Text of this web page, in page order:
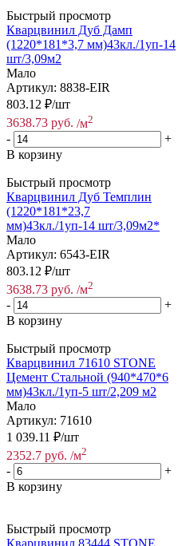
Быстрый просмотр
Кварцвинил Дуб Дамп
(1220*181*3,7 мм)43кл./1уп-14
шт/3,09м2
Мало
Артикул: 8838-EIR
803.12 ₽/шт
3638.73 руб. /м2
-
+
В корзину
Быстрый просмотр
Кварцвинил Дуб Темплин
(1220*181*23,7
мм)43кл./1уп-14 шт/3,09м2*
Мало
Артикул: 6543-EIR
803.12 ₽/шт
3638.73 руб. /м2
-
+
В корзину
Быстрый просмотр
Кварцвинил 71610 STONE
Цемент Стальной (940*470*6
мм)43кл./1уп-5 шт/2,209 м2
Мало
Артикул: 71610
1 039.11 ₽/шт
2352.7 руб. /м2
-
+
В корзину
Быстрый просмотр